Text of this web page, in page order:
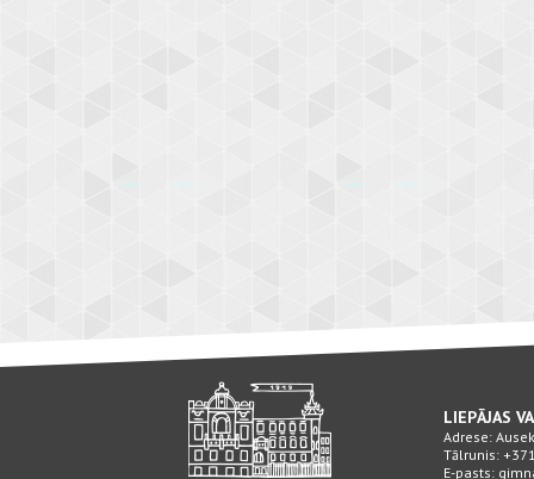
LIEPĀJAS
Adrese:
Tālrunis:
E-pasts: